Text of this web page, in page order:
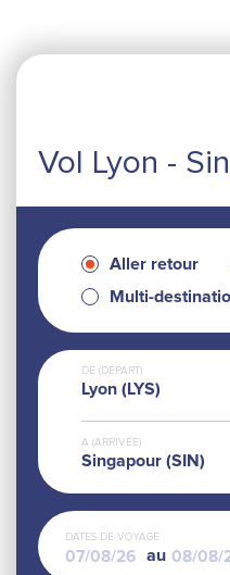
Vol Lyon -
Aller retour
Multi-
DE (DÉPART)
Lyon (LYS)
A (ARRIVÉE)
Singapour (SIN)
DATES DE VOYAGE
au